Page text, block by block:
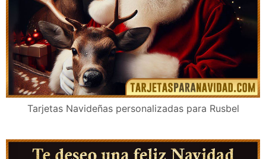
Tarjetas Navideñas personalizadas para Rusbel